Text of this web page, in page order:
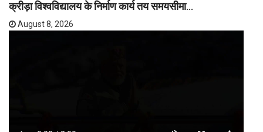
क्रीड़ा विश्वविद्यालय के निर्माण कार्य तय समयसीमा...
August 8, 2026